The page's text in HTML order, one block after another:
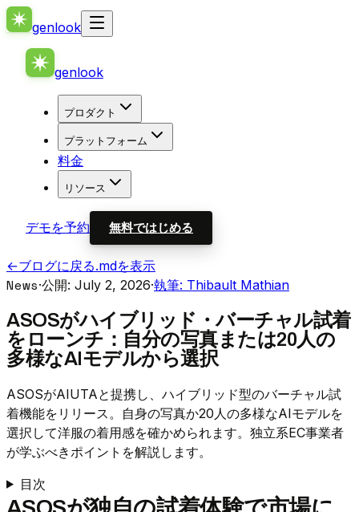
genlook
genlook
プロダクト
プラットフォーム
料金
リソース
デモを予約 無料ではじめる
←ブログに戻る.mdを表示
News·公開: July 2, 2026·執筆: Thibault Mathian
ASOSがハイブリッド・バーチャル試着
をローンチ：自分の写真または20人の
多様なAIモデルから選択
ASOSがAIUTAと提携し、ハイブリッド型のバーチャル試
着機能をリリース。自身の写真か20人の多様なAIモデルを
選択して洋服の着用感を確かめられます。独立系EC事業者
が学ぶべきポイントを解説します。
目次